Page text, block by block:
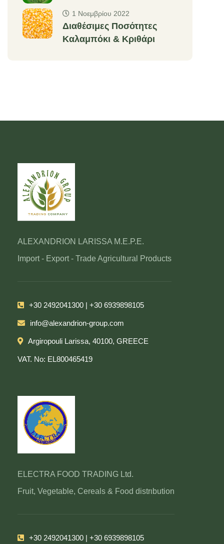
Διαθέσιμες Ποσότητες
Καλαμπόκι & Κριθάρι
1 Νοεμβρίου 2022
ALEXANDRION LARISSA M.E.P.E.
Import - Export - Trade Agricultural Products
+30 2492041300 | +30 6939898105
info@alexandrion-group.com
Argiropouli Larissa, 40100, GREECE
VAT. No: EL800465419
ELECTRA FOOD TRADING Ltd.
Fruit, Vegetable, Cereals & Food distrιbution
+30 2492041300 | +30 6939898105